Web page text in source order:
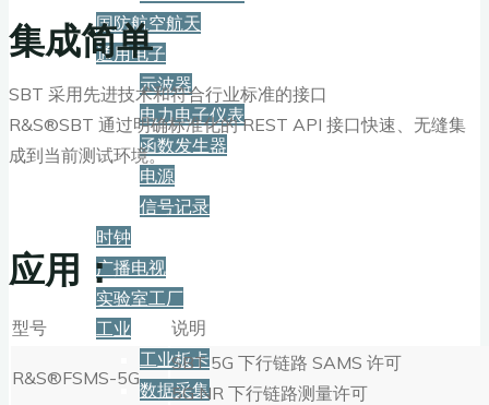
国防航空航天
通用电子
示波器
电力电子仪表
函数发生器
电源
信号记录
时钟
广播电视
实验室工厂
工业
工业板卡
数据采集
集成简单
SBT 采用先进技术和符合行业标准的接口
R&S®SBT 通过明确标准化的 REST API 接口快速、无缝集
成到当前测试环境。
应用：
型号 说明
R&S®FSMS-5G
SBT 5G 下行链路 SAMS 许可
5G NR 下行链路测量许可